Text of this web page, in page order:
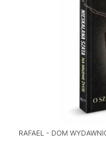
RAFAEL - DOM